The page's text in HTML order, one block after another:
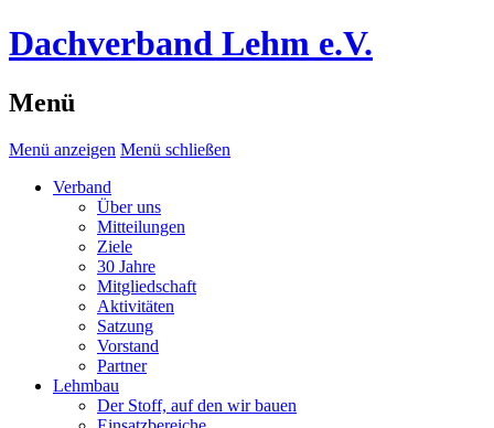
Dachverband Lehm e.V.
Menü
Menü anzeigen Menü schließen
Verband
Über uns
Mitteilungen
Ziele
30 Jahre
Mitgliedschaft
Aktivitäten
Satzung
Vorstand
Partner
Lehmbau
Der Stoff, auf den wir bauen